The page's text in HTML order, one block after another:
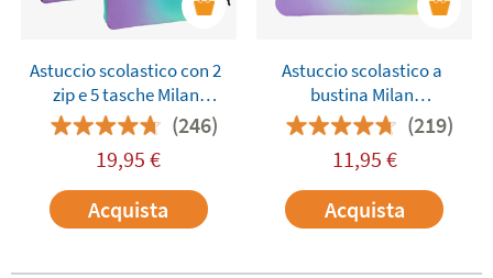
Astuccio scolastico con 2
zip e 5 tasche Milan
personalizzati(246)
19,95 €
Acquista
Astuccio scolastico a
bustina Milan
personalizzati(219)
11,95 €
Acquista